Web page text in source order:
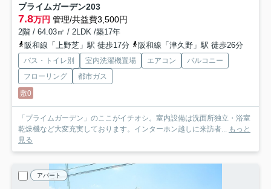
プライムガーデン203
7.8万円 管理/共益費3,500円
2階 / 64.03㎡ / 2LDK /築17年
阪和線「上野芝」駅 徒歩17分
阪和線「津久野」駅 徒歩26分
バス・トイレ別 室内洗濯機置場 エアコン
バルコニー
フローリング
都市ガス
敷0
「プライムガーデン」のここがイチオシ。室内設備は洗面所独立・浴室
乾燥機など大変充実しております。インターホン越しに来訪者...
もっと
見る
アパート